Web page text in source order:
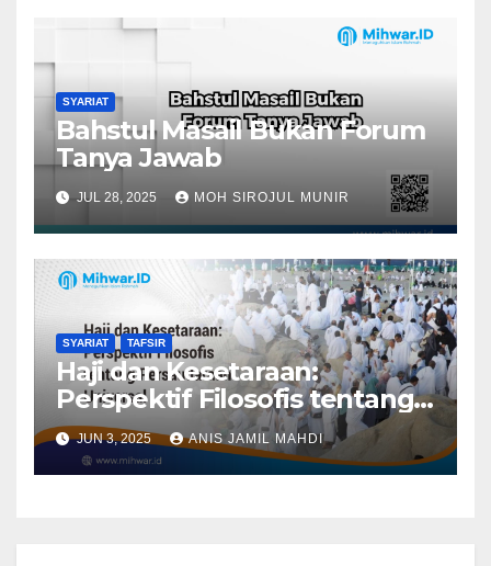
SYARIAT
Bahstul Masail Bukan Forum
Tanya Jawab
JUL 28, 2025 MOH SIROJUL MUNIR
SYARIAT TAFSIR
Haji dan Kesetaraan:
Perspektif Filosofis tentang
Persaudaraan Universal
JUN 3, 2025 ANIS JAMIL MAHDI